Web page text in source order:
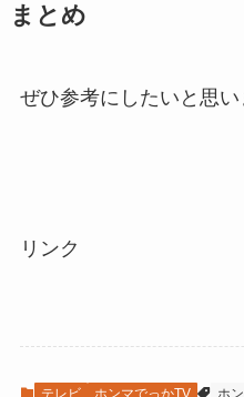
まとめ
ぜひ参考にしたいと思い
リンク
テレビ ホンマでっかTV ホ